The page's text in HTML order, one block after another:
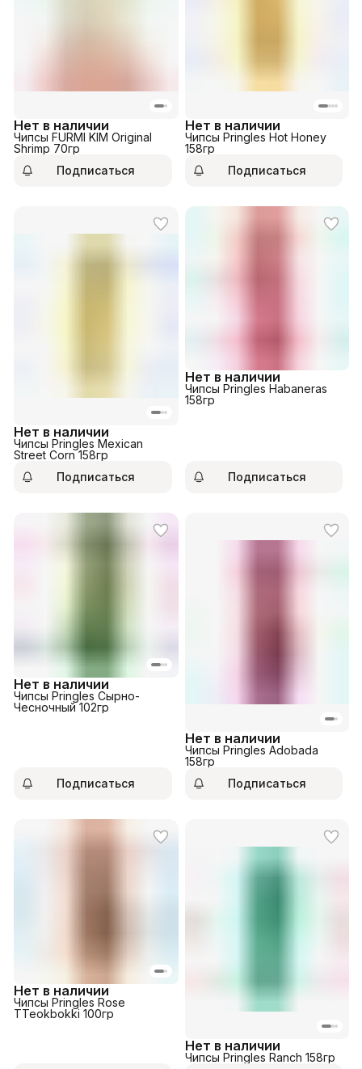
Нет в наличии
Чипсы FURMI KIM Original
Shrimp 70гр
Подписаться
Нет в наличии
Чипсы Pringles Hot Honey
158гр
Подписаться
Нет в наличии
Чипсы Pringles Mexican
Street Corn 158гр
Подписаться
Нет в наличии
Чипсы Pringles Habaneras
158гр
Подписаться
Нет в наличии
Чипсы Pringles Сырно-
Чесночный 102гр
Подписаться
Нет в наличии
Чипсы Pringles Adobada
158гр
Подписаться
Нет в наличии
Чипсы Pringles Rose
TTeokbokki 100гр
Нет в наличии
Чипсы Pringles Ranch 158гр